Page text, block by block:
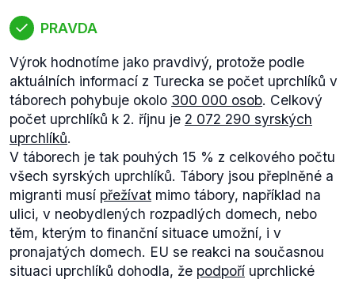
činit:
Účetní rokČistý příspěvek do rozpočtu EU
(miliardy EUR)2015-16
14,4942016-1712,0462017-1810,3742018-
1911,5872019-2011,962zdroj: HM Treasury, výpočty
vlastníI při sečtení čistých příspěvků do rozpočtu
EU od letošního roku až do roku 2020 (bez ohledu
na to, že k samotnému vyvolání procedury podle
článku 50 Smlouvy o EUdojde pravděpodobně s
určitým časovým odstupem, načež UK bude nadále
přispívat do unijního rozpočtu až do svého
skutečného vystoupení) činí výsledná suma asi
60,5 miliard euro, tedy výrazně méně než částka, o
které mluví Lubomír Zaorálek.
PRAVDA
Výrok hodnotíme jako pravdivý, protože podle
aktuálních informací z Turecka se počet uprchlíků v
táborech pohybuje okolo 300 000 osob. Celkový
počet uprchlíků k 2. říjnu je 2 072 290 syrských
uprchlíků.
V táborech je tak pouhých 15 % z celkového počtu
všech syrských uprchlíků. Tábory jsou přeplněné a
migranti musí přežívat mimo tábory, například na
ulici, v neobydlených rozpadlých domech, nebo
těm, kterým to finanční situace umožní, i v
pronajatých domech. EU se reakci na současnou
situaci uprchlíků dohodla, že podpoří uprchlické